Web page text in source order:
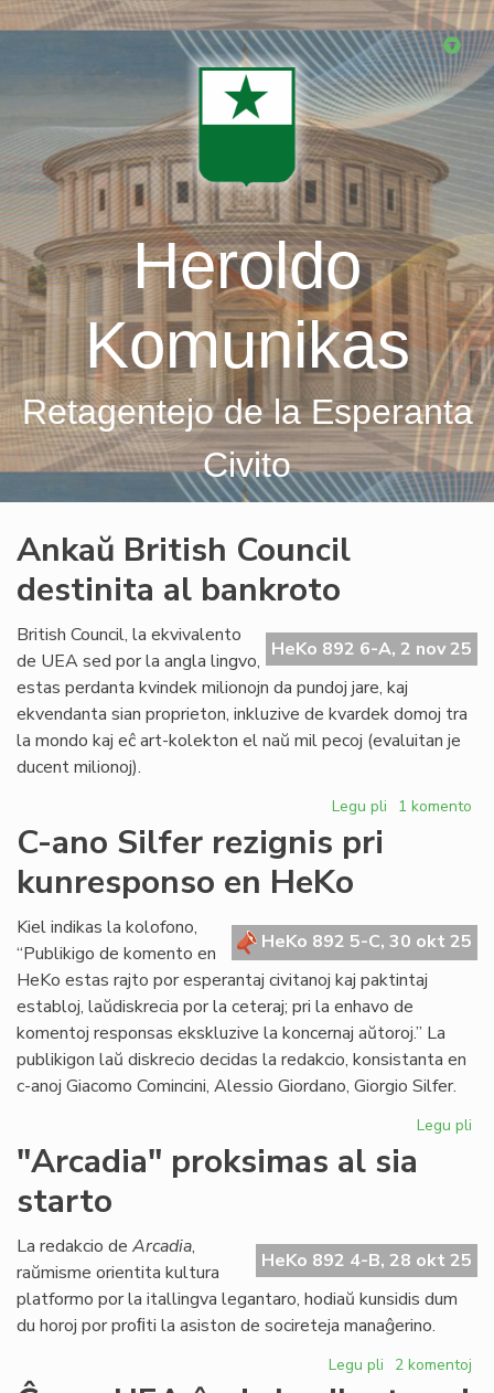
Skip
Heroldo
Komunikas
Retagentejo de la Esperanta
Civito
Ankaŭ British Council
destinita al bankroto
HeKo 892 6-A, 2 nov 25
British Council, la ekvivalento
de UEA sed por la angla lingvo,
estas perdanta kvindek milionojn da pundoj jare, kaj
ekvendanta sian proprieton, inkluzive de kvardek domoj tra
la mondo kaj eĉ art-kolekton el naŭ mil pecoj (evaluitan je
ducent milionoj).
Legu pli pri
al
bankroto
1 komento
C-ano Silfer rezignis pri
kunresponso en HeKo
HeKo 892 5-C, 30 okt 25
Kiel indikas la kolofono,
“Publikigo de komento en
HeKo estas rajto por esperantaj civitanoj kaj paktintaj
establoj, laŭdiskrecia por la ceteraj; pri la enhavo de
komentoj responsas ekskluzive la koncernaj aŭtoroj.” La
publikigon laŭ diskrecio decidas la redakcio, konsistanta en
c-anoj Giacomo Comincini, Alessio Giordano, Giorgio Silfer.
Legu pli
pri
"Arcadia" proksimas al sia
starto
HeKo 892 4-B, 28 okt 25
La redakcio de Arcadia,
raŭmisme orientita kultura
platformo por la itallingva legantaro, hodiaŭ kunsidis dum
du horoj por proﬁti la asiston de socireteja manaĝerino.
Legu pli pri
"Arcadia"
2 komentoj